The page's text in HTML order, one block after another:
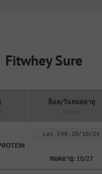
Fitwhey Sure
ล็อค/วันหมดอายุ
Lot.C48-18/10/24
หมดอายุ: 10/27